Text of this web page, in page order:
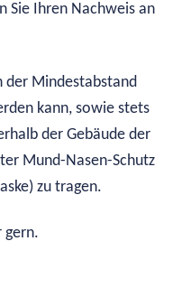
Sie Ihren Nachweis an
der Mindestabstand
kann, sowie stets
der Gebäude der
Mund-Nasen-Schutz
zu tragen.
gern.